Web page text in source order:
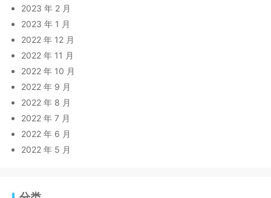
2023 年 2 月
2023 年 1 月
2022 年 12 月
2022 年 11 月
2022 年 10 月
2022 年 9 月
2022 年 8 月
2022 年 7 月
2022 年 6 月
2022 年 5 月